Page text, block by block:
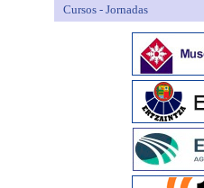
Cursos - Jornadas